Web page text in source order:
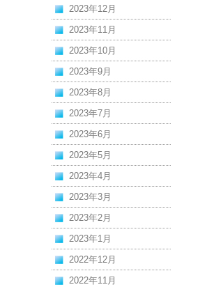
2023年12月
2023年11月
2023年10月
2023年9月
2023年8月
2023年7月
2023年6月
2023年5月
2023年4月
2023年3月
2023年2月
2023年1月
2022年12月
2022年11月